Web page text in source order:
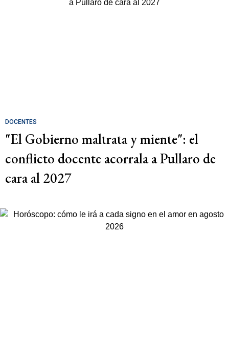
DOCENTES
"El Gobierno maltrata y miente": el
conflicto docente acorrala a Pullaro de
cara al 2027